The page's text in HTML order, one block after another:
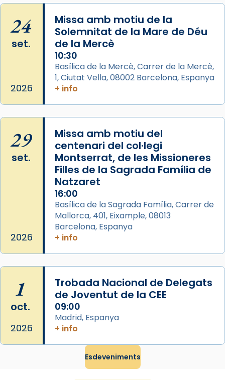
eterna”) són deixebles seves. I l’any 1667, el
frare Joan Gaspar Roig, afirma en una obra
que les santes són filles de l’antiga Iluro.
Mataró en reivindicarà les relíquies fins que
les aconseguirà el 1772. L’ofici que es canta
a la “Missa de les Santes” (“Missa de
pontifici, amb orquestra i cor, i té una
duració aproximada de tres hores. Després,
processó (recuperada el 1972) al voltant
del temple amb les relíquies de les santes.
Des de 1985 hi participa també un grup de
diablesses amb música i ball propis. Festa
gran a Mataró.
«Si vols saber què és calor, ves per les
Santes a Mataró»🥵.
24
set.
2026
Missa amb motiu de la
Solemnitat de la Mare de Déu
de la Mercè
10:30
Basílica de la Mercè, Carrer de la Mercè,
1, Ciutat Vella, 08002 Barcelona, Espanya
+ info
29
set.
2026
Missa amb motiu del
centenari del col·legi
Montserrat, de les Missioneres
Filles de la Sagrada Família de
Natzaret
16:00
Basílica de la Sagrada Família, Carrer de
Mallorca, 401, Eixample, 08013
Barcelona, Espanya
+ info
1
oct.
2026
Trobada Nacional de Delegats
de Joventut de la CEE
09:00
Madrid, Espanya
+ info
Esdeveniments